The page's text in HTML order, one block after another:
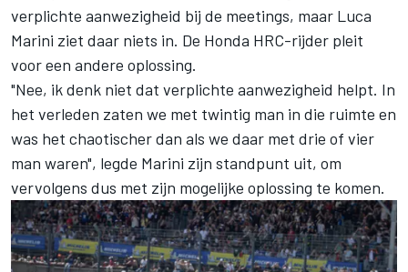
verplichte aanwezigheid bij de meetings, maar Luca
Marini ziet daar niets in. De Honda HRC-rijder pleit
voor een andere oplossing.
"Nee, ik denk niet dat verplichte aanwezigheid helpt. In
het verleden zaten we met twintig man in die ruimte en
was het chaotischer dan als we daar met drie of vier
man waren", legde Marini zijn standpunt uit, om
vervolgens dus met zijn mogelijke oplossing te komen.